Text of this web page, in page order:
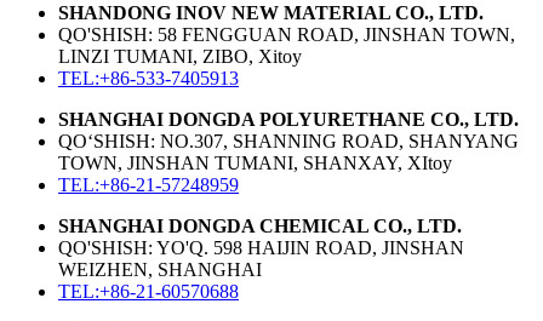
SHANDONG INOV NEW MATERIAL CO., LTD.
QO'SHISH: 58 FENGGUAN ROAD, JINSHAN TOWN,
LINZI TUMANI, ZIBO, Xitoy
TEL:+86-533-7405913
SHANGHAI DONGDA POLYURETHANE CO., LTD.
QO‘SHISH: NO.307, SHANNING ROAD, SHANYANG
TOWN, JINSHAN TUMANI, SHANXAY, XItoy
TEL:+86-21-57248959
SHANGHAI DONGDA CHEMICAL CO., LTD.
QO'SHISH: YO'Q. 598 HAIJIN ROAD, JINSHAN
WEIZHEN, SHANGHAI
TEL:+86-21-60570688